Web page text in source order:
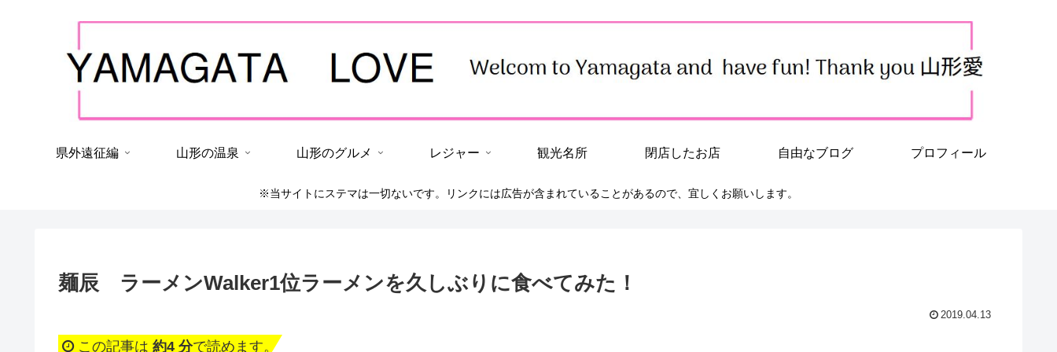
県外遠征編 山形の温泉 山形のグルメ レジャー 観光名所 閉店したお店 自由なブログ プロフィール
※当サイトにステマは一切ないです。リンクには広告が含まれていることがあるので、宜しくお願いします。
麺辰 ラーメンWalker1位ラーメンを久しぶりに食べてみた！
2019.04.13
この記事は約4 分で読めます。